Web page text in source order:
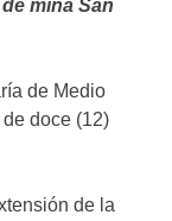
mina San
de Medio
doce (12)
de la